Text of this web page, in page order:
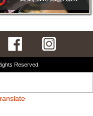
Reserved.